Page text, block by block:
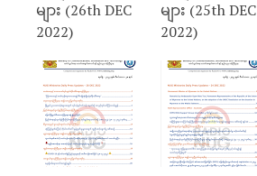
များ (26th DEC
2022)
များ (25th DEC
2022)